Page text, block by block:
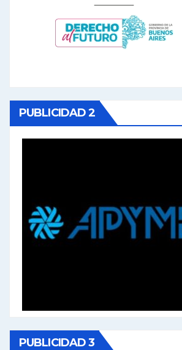
PUBLICIDAD 2
PUBLICIDAD 3